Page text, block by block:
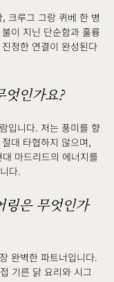
크루그 그랑 퀴베 한 병
이 지닌 단순함과 훌륭
정한 연결이 완성된다
인가요?
입니다. 저는 풍미를 향
대 타협하지 않으며,
마드리드의 에너지를
다.
은 무엇인가
완벽한 파트너입니다.
기른 닭 요리와 시그